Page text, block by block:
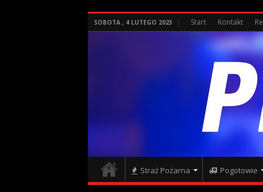
SOBOTA , 4 LUTEGO 2023 Start Kontakt
Straż Pożarna Pogotowie